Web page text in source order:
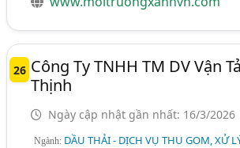
26 Công Ty TNHH TM DV Vận
Thịnh
Ngày cập nhật gần nhất: 16/3/2026
Ngành: DẦU THẢI - DỊCH VỤ THU GOM, XỬ